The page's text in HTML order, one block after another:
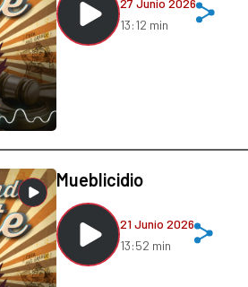
13:12 min
Mueblicidio
21 Junio 2026
13:52 min